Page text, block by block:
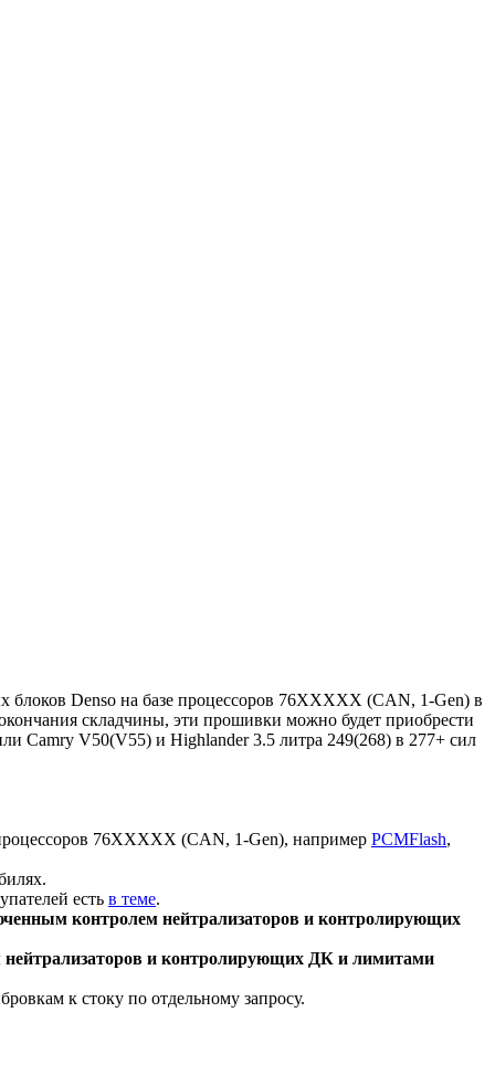
блоков Denso на базе процессоров 76XXXXX (CAN, 1-Gen) в
складчины, эти прошивки можно будет приобрести
Camry V50(V55) и Highlander 3.5 литра 249(268) в 277+ сил
76XXXXX (CAN, 1-Gen), например PCMFlash,
есть в теме.
контролем нейтрализаторов и контролирующих
нейтрализаторов и контролирующих ДК и лимитами
к стоку по отдельному запросу.